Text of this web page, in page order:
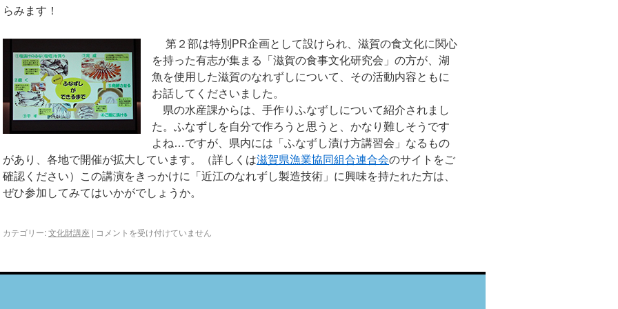
らみます！
第２部は特別PR企画として設けられ、滋賀の食文化に関心
を持った有志が集まる「滋賀の食事文化研究会」の方が、湖
魚を使用した滋賀のなれずしについて、その活動内容ともに
お話してくださいました。
県の水産課からは、手作りふなずしについて紹介されまし
た。ふなずしを自分で作ろうと思うと、かなり難しそうです
よね…ですが、県内には「ふなずし漬け方講習会」なるもの
があり、各地で開催が拡大しています。（詳しくは滋賀県漁業協同組合連合会のサイトをご
確認ください）この講演をきっかけに「近江のなれずし製造技術」に興味を持たれた方は、
ぜひ参加してみてはいかがでしょうか。
カテゴリー:文化財講座 | コメントを受け付けていません